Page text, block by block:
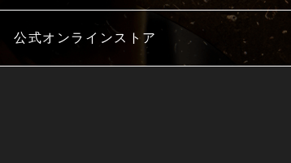
公式オンラインストア